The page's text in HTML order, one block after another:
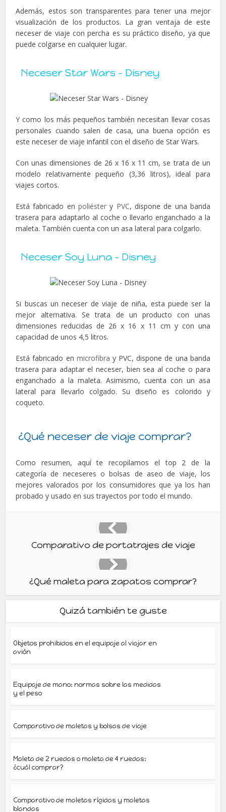
Además, estos son transparentes para tener una mejor
visualización de los productos. La gran ventaja de este
neceser de viaje con percha es su práctico diseño, ya que
puede colgarse en cualquier lugar.
Neceser Star Wars – Disney
Y como los más pequeños también necesitan llevar cosas
personales cuando salen de casa, una buena opción es
este neceser de viaje infantil con el diseño de Star Wars.
Con unas dimensiones de 26 x 16 x 11 cm, se trata de un
modelo relativamente pequeño (3,36 litros), ideal para
viajes cortos.
Está fabricado enpoliéster y PVC, dispone de una banda
trasera para adaptarlo al coche o llevarlo enganchado a la
maleta. También cuenta con un asa lateral para colgarlo.
Neceser Soy Luna – Disney
Si buscas un neceser de viaje de niña, esta puede ser la
mejor alternativa. Se trata de un producto con unas
dimensiones reducidas de 26 x 16 x 11 cm y con una
capacidad de unos 4,5 litros.
Está fabricado en microfibra y PVC, dispone de una banda
trasera para adaptar el neceser, bien sea al coche o para
enganchado a la maleta. Asimismo, cuenta con un asa
lateral para llevarlo colgado. Su diseño es colorido y
coqueto.
¿Qué neceser de viaje comprar?
Como resumen, aquí te recopilamos el top 2 de la
categoría de neceseres o bolsas de aseo de viaje, los
mejores valorados por los consumidores que ya los han
probado y usado en sus trayectos por todo el mundo.
Comparativo de portatrajes de viaje
¿Qué maleta para zapatos comprar?
Quizá también te guste
Objetos prohibidos en el equipaje al viajar en
avión
Equipaje de mano: normas sobre las medidas
y el peso
Comparativo de maletas y bolsas de viaje
Maleta de 2 ruedas o maleta de 4 ruedas:
¿cuál comprar?
Comparativo de maletas rígidas y maletas
blandas